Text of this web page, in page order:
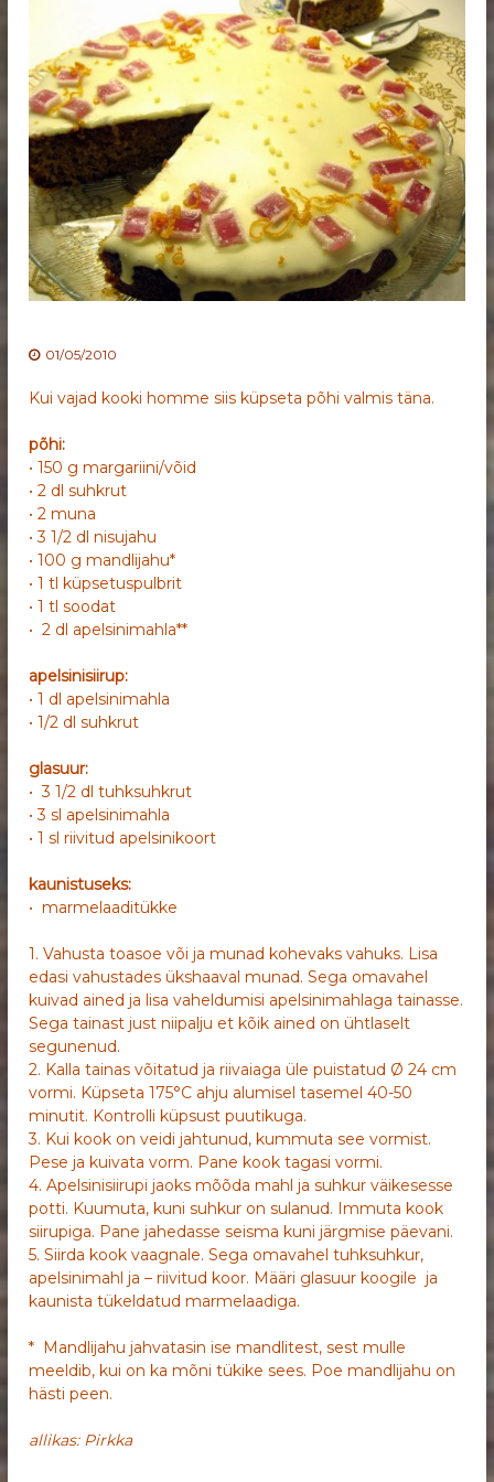
01/05/2010
Kui vajad kooki homme siis küpseta põhi valmis täna.
põhi:
• 150 g margariini/võid
• 2 dl suhkrut
• 2 muna
• 3 1/2 dl nisujahu
• 100 g mandlijahu*
• 1 tl küpsetuspulbrit
• 1 tl soodat
• 2 dl apelsinimahla**
apelsinisiirup:
• 1 dl apelsinimahla
• 1/2 dl suhkrut
glasuur:
• 3 1/2 dl tuhksuhkrut
• 3 sl apelsinimahla
• 1 sl riivitud apelsinikoort
kaunistuseks:
• marmelaaditükke
1. Vahusta toasoe või ja munad kohevaks vahuks. Lisa
edasi vahustades ükshaaval munad. Sega omavahel
kuivad ained ja lisa vaheldumisi apelsinimahlaga tainasse.
Sega tainast just niipalju et kõik ained on ühtlaselt
segunenud.
2. Kalla tainas võitatud ja riivaiaga üle puistatud Ø 24 cm
vormi. Küpseta 175°C ahju alumisel tasemel 40-50
minutit. Kontrolli küpsust puutikuga.
3. Kui kook on veidi jahtunud, kummuta see vormist.
Pese ja kuivata vorm. Pane kook tagasi vormi.
4. Apelsinisiirupi jaoks mõõda mahl ja suhkur väikesesse
potti. Kuumuta, kuni suhkur on sulanud. Immuta kook
siirupiga. Pane jahedasse seisma kuni järgmise päevani.
5. Siirda kook vaagnale. Sega omavahel tuhksuhkur,
apelsinimahl ja – riivitud koor. Määri glasuur koogile ja
kaunista tükeldatud marmelaadiga.
* Mandlijahu jahvatasin ise mandlitest, sest mulle
meeldib, kui on ka mõni tükike sees. Poe mandlijahu on
hästi peen.
allikas: Pirkka